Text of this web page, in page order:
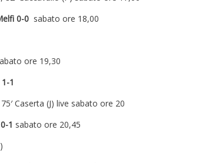
0-0 sabato ore 18,00
ore 19,30
1
Caserta (J) live sabato ore 20
1 sabato ore 20,45